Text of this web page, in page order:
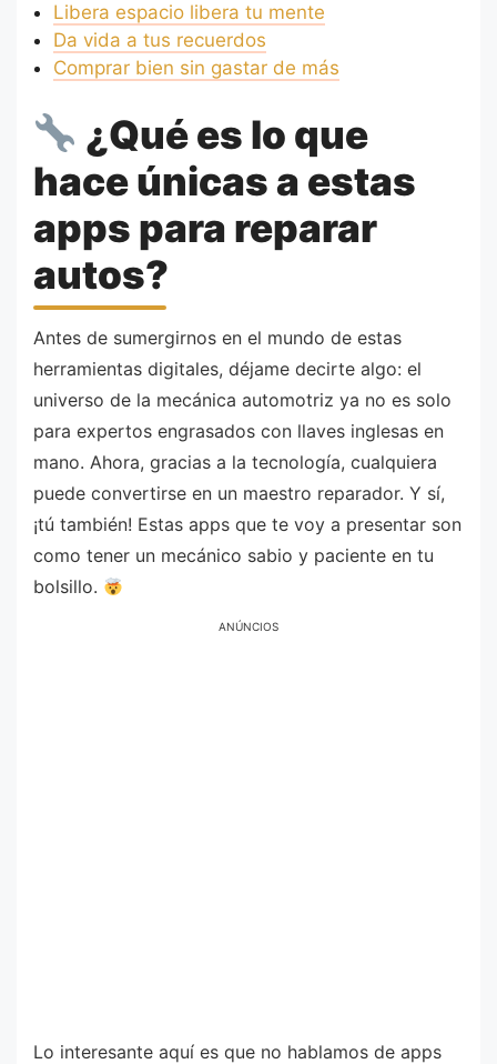
Libera espacio libera tu mente
Da vida a tus recuerdos
Comprar bien sin gastar de más
¿Qué es lo que
hace únicas a estas
apps para reparar
autos?
Antes de sumergirnos en el mundo de estas
herramientas digitales, déjame decirte algo: el
universo de la mecánica automotriz ya no es solo
para expertos engrasados con llaves inglesas en
mano. Ahora, gracias a la tecnología, cualquiera
puede convertirse en un maestro reparador. Y sí,
¡tú también! Estas apps que te voy a presentar son
como tener un mecánico sabio y paciente en tu
bolsillo.
ANÚNCIOS
Lo interesante aquí es que no hablamos de apps